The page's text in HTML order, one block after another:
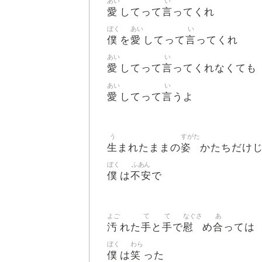
愛 してって言ってくれ
僕
ぼく
を愛
あい
してって言
い
ってくれ
愛
あい
してって言
い
ってくれなくても
愛
あい
してって言
い
うよ
生
う
まれたままの姿
すがた
かたちだけ
僕
ぼく
は不安
ふあん
で
汚
よご
れた手
て
と 手
て
で慰
なぐさ
め合
あ
っては
僕
ぼく
は笑
わら
った